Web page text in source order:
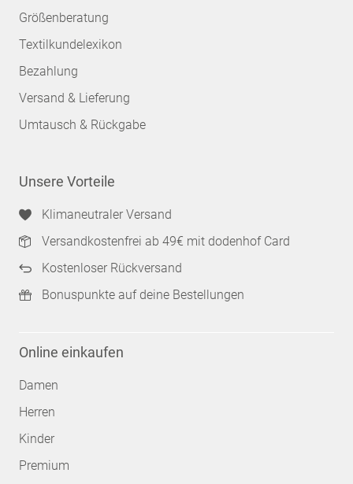
Größenberatung
Textilkundelexikon
Bezahlung
Versand & Lieferung
Umtausch & Rückgabe
Unsere Vorteile
Klimaneutraler Versand
Versandkostenfrei ab 49€ mit dodenhof Card
Kostenloser Rückversand
Bonuspunkte auf deine Bestellungen
Online einkaufen
Damen
Herren
Kinder
Premium